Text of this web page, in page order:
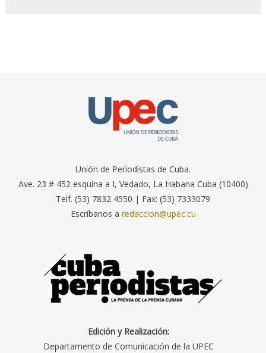
Unión de Periodistas de Cuba.
Ave. 23 # 452 esquina a I, Vedado, La Habana Cuba (10400)
Telf. (53) 7832 4550 | Fax: (53) 7333079
Escríbanos a redaccion@upec.cu
Edición y Realización:
Departamento de Comunicación de la UPEC